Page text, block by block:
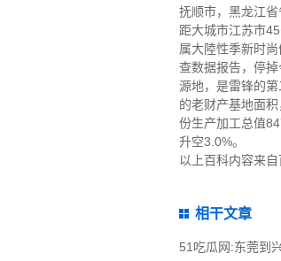
抚顺市，黑龙江
距大城市江苏市
属大陸性季新时
查数据报告，停
源地，是雷锋的
的老财产基地面
份生产加工总值
升空3.0%。
以上百科内容来
相干文章